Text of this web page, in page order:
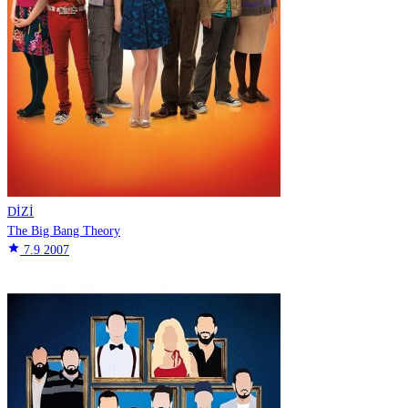
DİZİ
The Big Bang Theory
star 7.9 2007